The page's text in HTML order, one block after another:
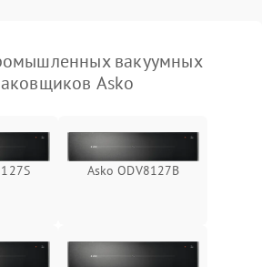
вакуумных
Asko
Asko ODV8127B